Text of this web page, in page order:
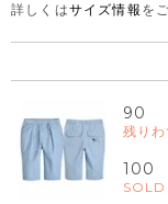
詳しくはサイズ情報 を
90
残り
100